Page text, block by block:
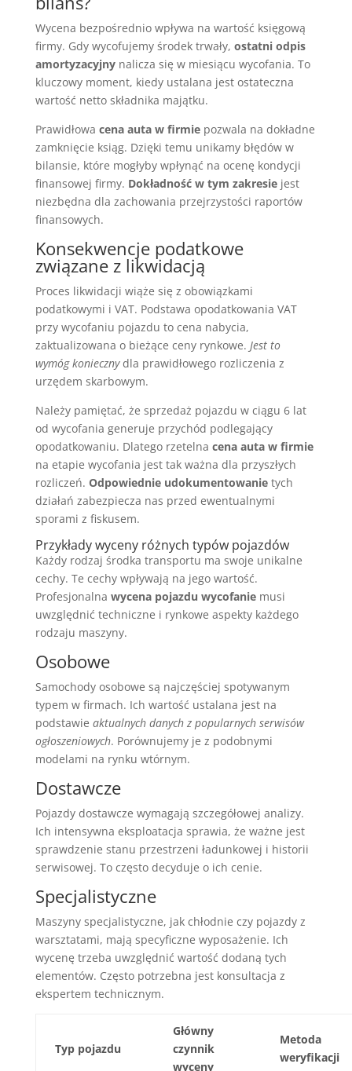
Wycena bezpośrednio wpływa na wartość księgową
firmy. Gdy wycofujemy środek trwały, ostatni odpis
amortyzacyjnynalicza się w miesiącu wycofania. To
kluczowy moment, kiedy ustalana jest ostateczna
wartość netto składnika majątku.
Prawidłowa cena auta w firmiepozwala na dokładne
zamknięcie ksiąg. Dzięki temu unikamy błędów w
bilansie, które mogłyby wpłynąć na ocenę kondycji
finansowej firmy. Dokładność w tym zakresiejest
niezbędna dla zachowania przejrzystości raportów
finansowych.
Konsekwencje podatkowe
związane z likwidacją
Proces likwidacji wiąże się z obowiązkami
podatkowymi i VAT. Podstawa opodatkowania VAT
przy wycofaniu pojazdu to cena nabycia,
zaktualizowana o bieżące ceny rynkowe. Jest to
wymóg koniecznydla prawidłowego rozliczenia z
urzędem skarbowym.
Należy pamiętać, że sprzedaż pojazdu w ciągu 6 lat
od wycofania generuje przychód podlegający
opodatkowaniu. Dlatego rzetelna cena auta w firmie
na etapie wycofania jest tak ważna dla przyszłych
rozliczeń. Odpowiednie udokumentowanietych
działań zabezpiecza nas przed ewentualnymi
sporami z fiskusem.
Przykłady wyceny różnych typów pojazdów
Każdy rodzaj środka transportu ma swoje unikalne
cechy. Te cechy wpływają na jego wartość.
Profesjonalna wycena pojazdu wycofaniemusi
uwzględnić techniczne i rynkowe aspekty każdego
rodzaju maszyny.
Osobowe
Samochody osobowe są najczęściej spotywanym
typem w firmach. Ich wartość ustalana jest na
podstawie aktualnych danych z popularnych serwisów
ogłoszeniowych. Porównujemy je z podobnymi
modelami na rynku wtórnym.
Dostawcze
Pojazdy dostawcze wymagają szczegółowej analizy.
Ich intensywna eksploatacja sprawia, że ważne jest
sprawdzenie stanu przestrzeni ładunkowej i historii
serwisowej. To często decyduje o ich cenie.
Specjalistyczne
Maszyny specjalistyczne, jak chłodnie czy pojazdy z
warsztatami, mają specyficzne wyposażenie. Ich
wycenę trzeba uwzględnić wartość dodaną tych
elementów. Często potrzebna jest konsultacja z
ekspertem technicznym.
Typ pojazdu
Główny
czynnik
wyceny
Metoda
weryfikacji